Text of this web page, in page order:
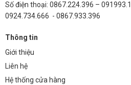
Số điện thoại: 0867.224.396 –
0924.734.666 - 0867.933.396
Thông tin
Giới thiệu
Liên hệ
Hệ thống cửa hàng